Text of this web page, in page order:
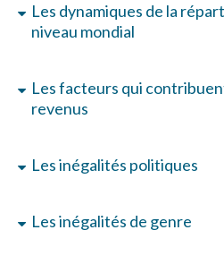
Les dynamiques de la
niveau mondial
Les facteurs qui
revenus
Les inégalités politiques
Les inégalités de genre